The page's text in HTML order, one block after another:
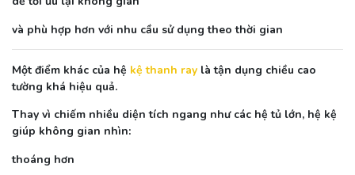
và phù hợp hơn với nhu cầu sử dụng theo thời gian
Một điểm khác của hệ kệ thanh ray là tận dụng chiều cao
tường khá hiệu quả.
Thay vì chiếm nhiều diện tích ngang như các hệ tủ lớn, hệ kệ
giúp không gian nhìn:
thoáng hơn